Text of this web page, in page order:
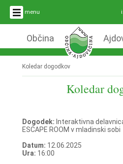
menu
Občina
Koledar dogodkov
Koledar
Dogodek: Interaktivna
ESCAPE ROOM v mladinski sobi
Datum: 12.06.2025
Ura: 16:00